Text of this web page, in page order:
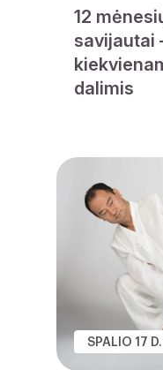
12
savijautai
dalimis
SPALIO 17